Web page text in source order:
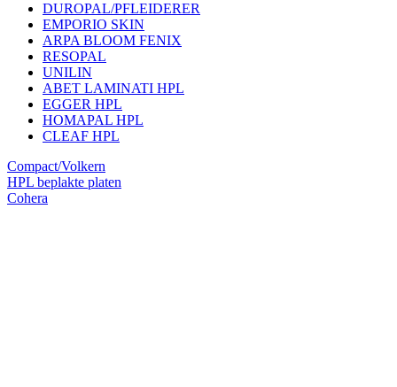
DUROPAL/PFLEIDERER
EMPORIO SKIN
ARPA BLOOM FENIX
RESOPAL
UNILIN
ABET LAMINATI HPL
EGGER HPL
HOMAPAL HPL
CLEAF HPL
Compact/Volkern
HPL beplakte platen
Cohera